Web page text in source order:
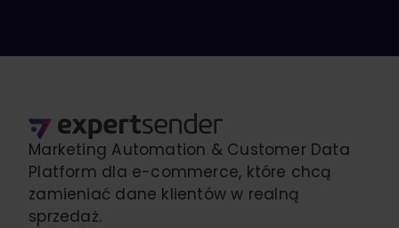
Marketing Automation & Customer Data
Platform dla e-commerce, które chcą
zamieniać dane klientów w realną
sprzedaż.